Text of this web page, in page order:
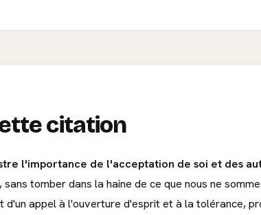
citation
l'importance de l'acceptation de soi et des
tomber dans la haine de ce que nous ne
d'un appel à l'ouverture d'esprit et à la tolérance,